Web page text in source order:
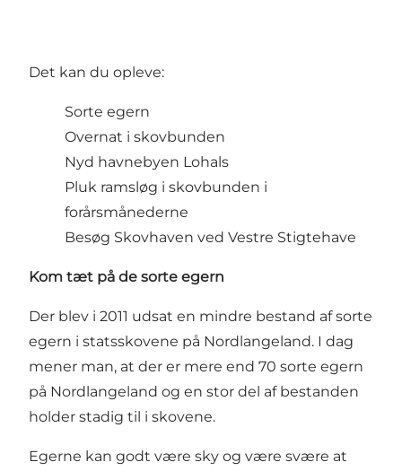
Det kan du opleve:
Sorte egern
Overnat i skovbunden
Nyd havnebyen Lohals
Pluk ramsløg i skovbunden i
forårsmånederne
Besøg Skovhaven ved Vestre Stigtehave
Kom tæt på de sorte egern
Der blev i 2011 udsat en mindre bestand afsorte
egern i statsskovene på Nordlangeland. I dag
mener man, at der er mere end 70 sorte egern
på Nordlangeland og en stor del af bestanden
holder stadig til i skovene.
Egerne kan godt være sky og være svære at